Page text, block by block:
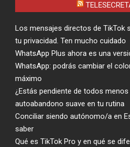
Los mensajes directos de TikTok
tu privacidad. Ten mucho cuidado
WhatsApp Plus ahora es una
WhatsApp: podrás cambiar el
máximo
¿Estás pendiente de todos
autoabandono suave en tu rutina
Conciliar siendo autónomo/a en
saber
Qué es TikTok Pro y en qué se